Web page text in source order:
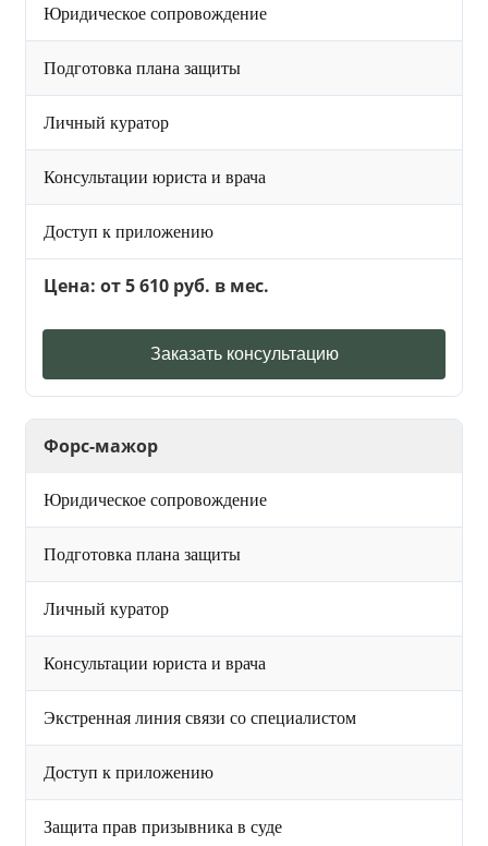
Юридическое сопровождение
Подготовка плана защиты
Личный куратор
Консультации юриста и врача
Доступ к приложению
Цена: от 5 610 руб. в мес.
Заказать консультацию
Форс-мажор
Юридическое сопровождение
Подготовка плана защиты
Личный куратор
Консультации юриста и врача
Экстренная линия связи со специалистом
Доступ к приложению
Защита прав призывника в суде